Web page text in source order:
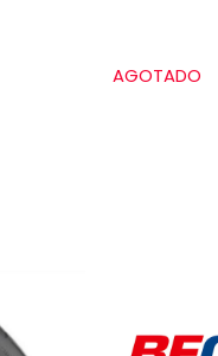
AGOTADO
Grado de calidad